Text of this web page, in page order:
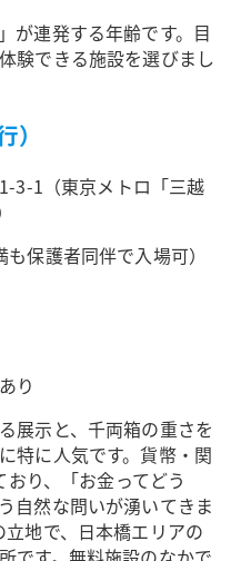
が連発する年齢です。目
験できる施設を選びまし
3-1（東京メトロ「三越
保護者同伴で入場可）
り
展示と、千両箱の重さを
特に人気です。貨幣・関
り、「お金ってどう
自然な問いが湧いてきま
地で、日本橋エリアの